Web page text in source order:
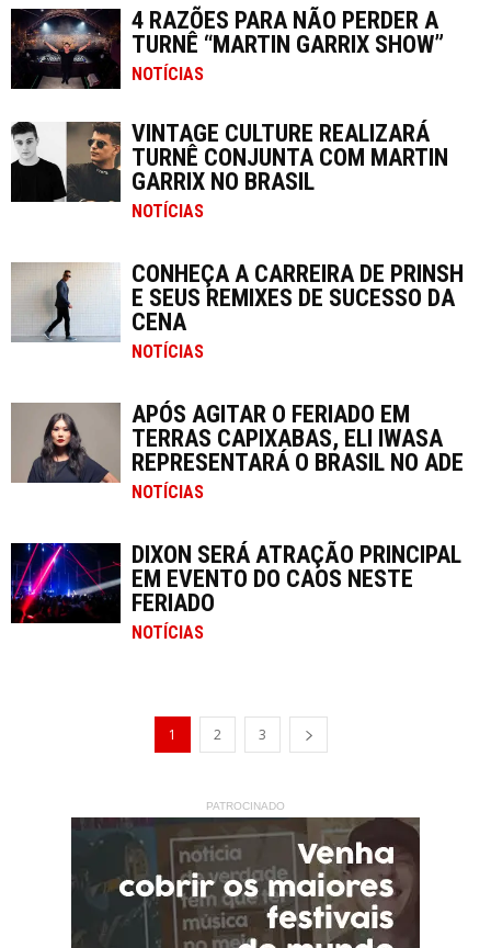
4 RAZÕES PARA NÃO PERDER A
TURNÊ “MARTIN GARRIX SHOW”
NOTÍCIAS
VINTAGE CULTURE REALIZARÁ
TURNÊ CONJUNTA COM MARTIN
GARRIX NO BRASIL
NOTÍCIAS
CONHEÇA A CARREIRA DE PRINSH
E SEUS REMIXES DE SUCESSO DA
CENA
NOTÍCIAS
APÓS AGITAR O FERIADO EM
TERRAS CAPIXABAS, ELI IWASA
REPRESENTARÁ O BRASIL NO ADE
NOTÍCIAS
DIXON SERÁ ATRAÇÃO PRINCIPAL
EM EVENTO DO CAOS NESTE
FERIADO
NOTÍCIAS
1 2 3
PATROCINADO